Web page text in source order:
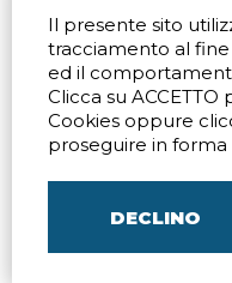
Il presente sito
tracciamento al
ed il
Clicca su
Cookies oppure
proseguire in forma
DECLINO
Via dell'artigianato 32Q
20865 Usmate Velate (MB)
Indicazioni Stradali
Via Pontina 583
Roma (RM) 00128
Tel.+39 06 80079273
Indicazioni Stradali
P.IVA